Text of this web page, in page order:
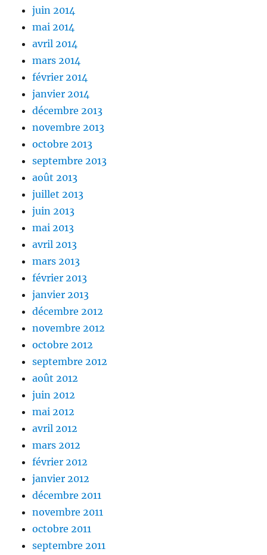
juin 2014
mai 2014
avril 2014
mars 2014
février 2014
janvier 2014
décembre 2013
novembre 2013
octobre 2013
septembre 2013
août 2013
juillet 2013
juin 2013
mai 2013
avril 2013
mars 2013
février 2013
janvier 2013
décembre 2012
novembre 2012
octobre 2012
septembre 2012
août 2012
juin 2012
mai 2012
avril 2012
mars 2012
février 2012
janvier 2012
décembre 2011
novembre 2011
octobre 2011
septembre 2011